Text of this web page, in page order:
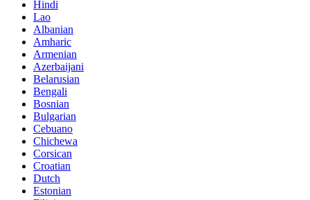
Hindi
Lao
Albanian
Amharic
Armenian
Azerbaijani
Belarusian
Bengali
Bosnian
Bulgarian
Cebuano
Chichewa
Corsican
Croatian
Dutch
Estonian